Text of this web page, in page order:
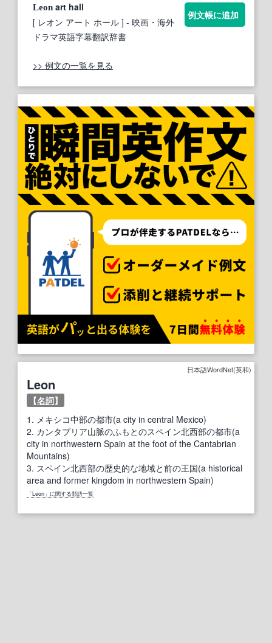
Leon art hall
[ レオン アート ホール ] - 映画・海外
ドラマ英語字幕翻訳辞書
例文帳に追加
>> 例文の一覧を見る
日本語WordNet(英和)
Leon
【名詞】
1. メキシコ中部の都市(a city in central Mexico)
2. カンタブリア山脈のふもとのスペイン北西部の都市(a
city in northwestern Spain at the foot of the Cantabrian
Mountains)
3. スペイン北西部の歴史的な地域と前の王国(a historical
area and former kingdom in northwestern Spain)
「Leon」に関する類語一覧